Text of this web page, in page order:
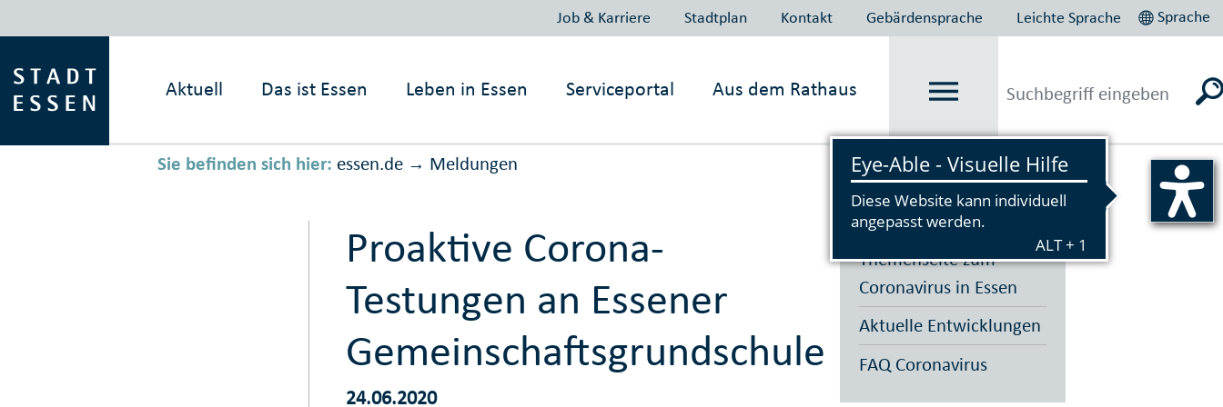
Job & Karriere Stadtplan Kontakt Gebärdensprache Leichte Sprache Sprache
Aktuell Das ist Essen Leben in Essen Serviceportal Aus dem Rathaus
Sie befinden sich hier: essen.de → Meldungen Vorlesen
Proaktive Corona-
Testungen an Essener
Gemeinschaftsgrundschule
24.06.2020
Themenseite zum
Coronavirus in Essen
Aktuelle Entwicklungen
FAQ Coronavirus